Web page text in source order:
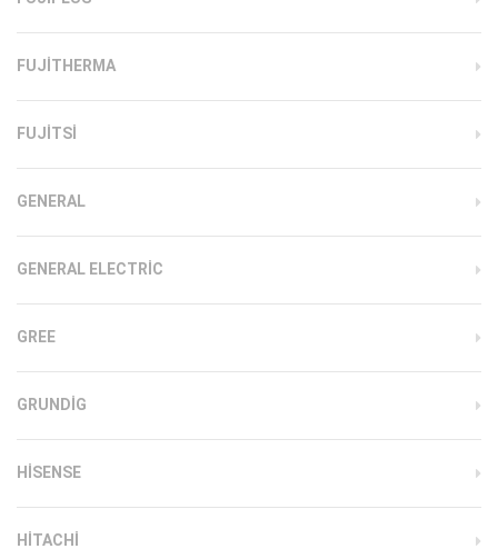
FUJITHERMA
FUJITSI
GENERAL
GENERAL ELECTRIC
GREE
GRUNDIG
HISENSE
HITACHI